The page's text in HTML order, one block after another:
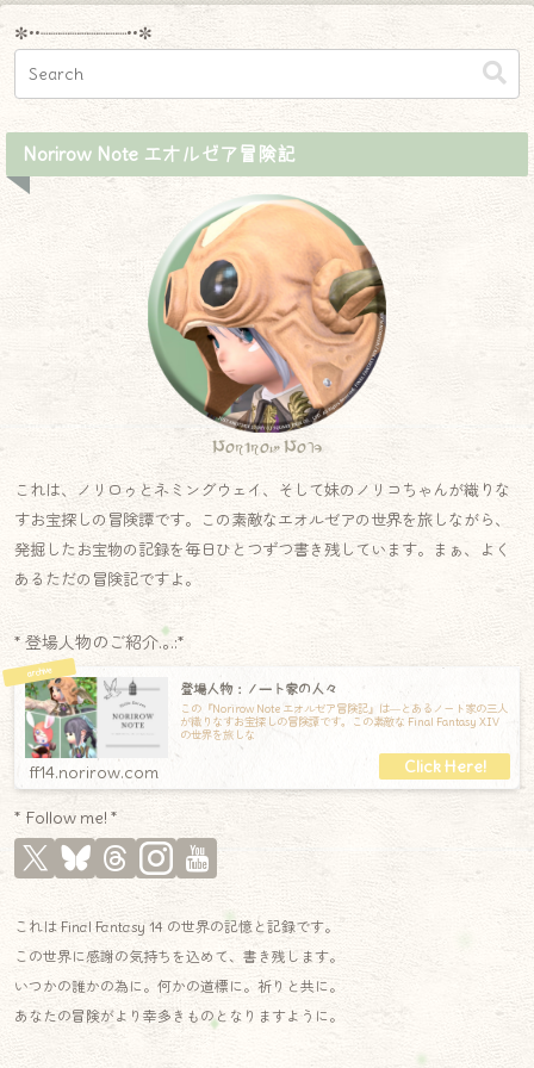
✼••┈┈┈┈┈┈┈┈┈••✼
Norirow Note エオルゼア冒険記
Norirow Note
これは、ノリロゥとネミングウェイ、そして妹のノリコちゃんが織りな
すお宝探しの冒険譚です。この素敵なエオルゼアの世界を旅しながら、
発掘したお宝物の記録を毎日ひとつずつ書き残しています。まぁ、よく
あるただの冒険記ですよ。
* 登場人物のご紹介.｡.:*
登場人物：ノート家の人々
この『Norirow Note エオルゼア冒険記』は―とあるノート家の三人
が織りなすお宝探しの冒険譚です。この素敵な Final Fantasy XIV
の世界を旅しな
ff14.norirow.com
* Follow me! *
これは Final Fantasy 14 の世界の記憶と記録です。
この世界に感謝の気持ちを込めて、書き残します。
いつかの誰かの為に。何かの道標に。祈りと共に。
あなたの冒険がより幸多きものとなりますように。